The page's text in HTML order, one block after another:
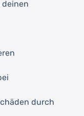
deinen
durch